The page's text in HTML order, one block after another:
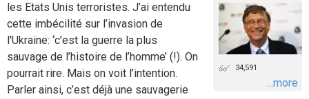
les Etats Unis terroristes. J’ai entendu
cette imbécilité sur l’invasion de
l'Ukraine: ‘c’est la guerre la plus
sauvage de l’histoire de l’homme’ (!). On
pourrait rire. Mais on voit l’intention.
Parler ainsi, c’est déjà une sauvagerie
34,591
...more